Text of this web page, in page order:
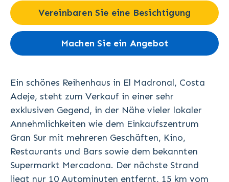
Vereinbaren Sie eine Besichtigung
Machen Sie ein Angebot
Ein schönes Reihenhaus in El Madronal, Costa
Adeje, steht zum Verkauf in einer sehr
exklusiven Gegend, in der Nähe vieler lokaler
Annehmlichkeiten wie dem Einkaufszentrum
Gran Sur mit mehreren Geschäften, Kino,
Restaurants und Bars sowie dem bekannten
Supermarkt Mercadona. Der nächste Strand
liegt nur 10 Autominuten entfernt, 15 km vom